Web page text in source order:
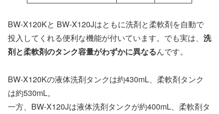
BW-X120Kと BW-X120Jはともに洗剤と柔軟剤を自動で
投入してくれる便利な機能が付いています。でも実は、 洗
剤と柔軟剤のタンク容量がわずかに異なるんです。
BW-X120Kの液体洗剤タンクは約430mL、柔軟剤タンク
は約530mL。
一方、BW-X120Jは液体洗剤タンクが約400mL、柔軟剤タ